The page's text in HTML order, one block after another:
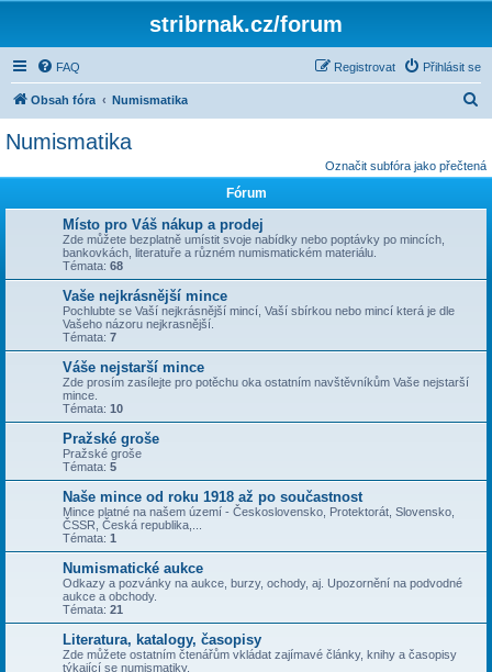
stribrnak.cz/forum
FAQ Přihlásit se
Registrovat
Obsah fóra Numismatika
d
Numismatika
Označit subfóra jako přečtená
Fórum
Místo pro Váš nákup a prodej
Zde můžete bezplatně umístit svoje nabídky nebo poptávky po mincích,
bankovkách, literatuře a různém numismatickém materiálu.
Témata: 68
Vaše nejkrásnější mince
Pochlubte se Vaší nejkrásnější mincí, Vaší sbírkou nebo mincí která je dle
Vašeho názoru nejkrasnější.
Témata: 7
Váše nejstarší mince
Zde prosím zasílejte pro potěchu oka ostatním navštěvníkům Vaše nejstarší
mince.
Témata: 10
Pražské groše
Pražské groše
Témata: 5
Naše mince od roku 1918 až po součastnost
Mince platné na našem území - Československo, Protektorát, Slovensko,
ČSSR, Česká republika,...
Témata: 1
Numismatické aukce
Odkazy a pozvánky na aukce, burzy, ochody, aj. Upozornění na podvodné
aukce a obchody.
Témata: 21
Literatura, katalogy, časopisy
Zde můžete ostatním čtenářům vkládat zajímavé články, knihy a časopisy
týkající se numismatiky.